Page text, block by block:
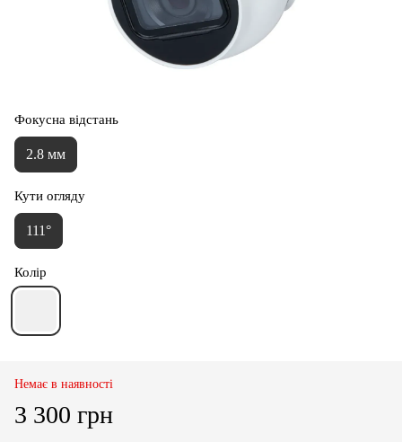
Фокусна відстань
2.8 мм
Кути огляду
111°
Колір
Немає в наявності
3 300 грн